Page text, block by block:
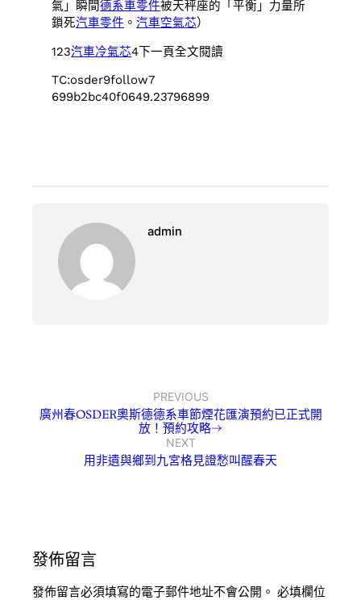
氣」瞬間德系車零件被天秤座的「平衡」力量所
鎖死汽車零件 。汽車空氣芯）
123汽車冷氣芯4下一頁全文閱讀
TC:osder9follow7
699b2bc40f0649.23796899
admin
PREVIOUS
廣州春OSDER奧斯德德系車節煙花匯演預約已正式開
放！預約攻略→
NEXT
用非遺與鄉到九宮格見證愁叫醒春天
發佈留言
發佈留言必須填寫的電子郵件地址不會公開。 必填欄位